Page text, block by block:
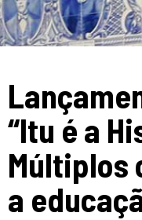
“Itu é a
Múltiplos
a